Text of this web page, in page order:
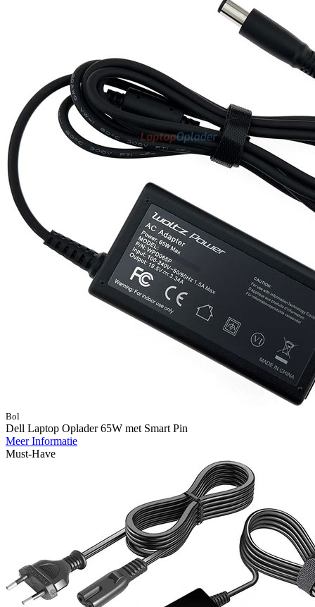
Bol
Dell Laptop Oplader 65W met Smart Pin
Meer Informatie
Must-Have